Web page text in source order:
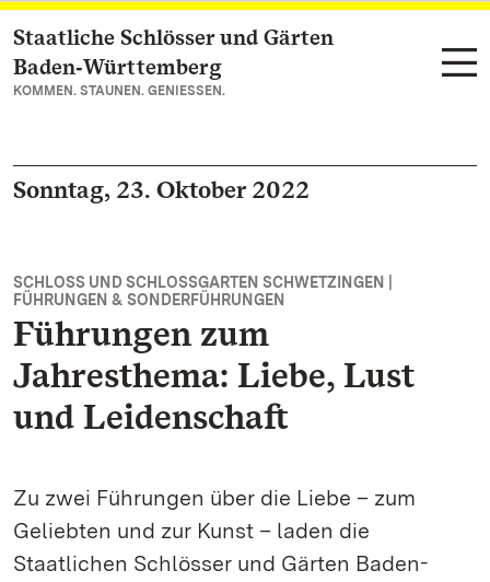
Zum Hauptinhalt springen
Staatliche Schlösser und Gärten
Baden‑Württemberg
KOMMEN. STAUNEN. GENIESSEN.
Sonntag, 23. Oktober 2022
SCHLOSS UND SCHLOSSGARTEN SCHWETZINGEN |
FÜHRUNGEN & SONDERFÜHRUNGEN
Führungen zum
Jahresthema: Liebe, Lust
und Leidenschaft
Zu zwei Führungen über die Liebe – zum
Geliebten und zur Kunst – laden die
Staatlichen Schlösser und Gärten Baden-